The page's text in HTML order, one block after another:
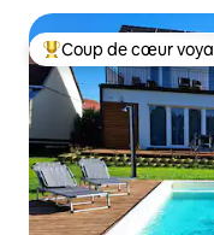
Coups de cœur
Coup de cœur